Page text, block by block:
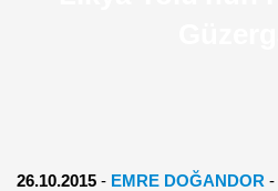
26.10.2015 - EMRE DOĞANDOR -